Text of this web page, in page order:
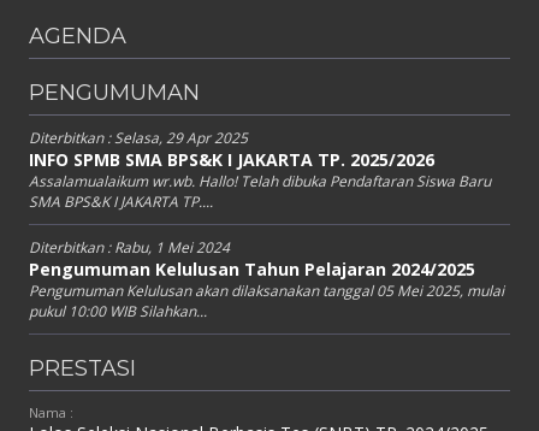
AGENDA
PENGUMUMAN
Diterbitkan :Selasa, 29 Apr 2025
INFO SPMB SMA BPS&K I JAKARTA TP. 2025/2026
Assalamualaikum wr.wb. Hallo! Telah dibuka Pendaftaran Siswa Baru
SMA BPS&K I JAKARTA TP....
Diterbitkan :Rabu, 1 Mei 2024
Pengumuman Kelulusan Tahun Pelajaran 2024/2025
Pengumuman Kelulusan akan dilaksanakan tanggal 05 Mei 2025, mulai
pukul 10:00 WIB Silahkan...
PRESTASI
Nama :